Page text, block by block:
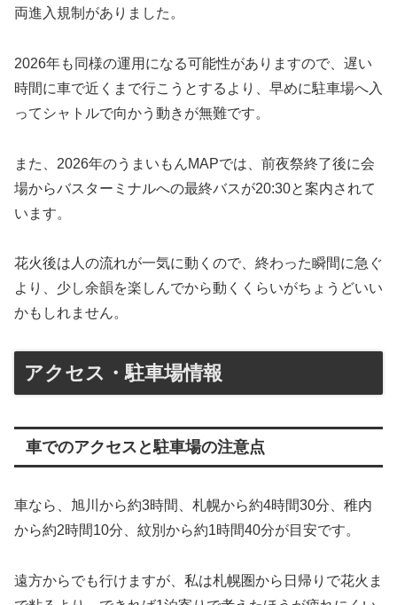
両進入規制がありました。
2026年も同様の運用になる可能性がありますので、遅い
時間に車で近くまで行こうとするより、早めに駐車場へ入
ってシャトルで向かう動きが無難です。
また、2026年のうまいもんMAPでは、前夜祭終了後に会
場からバスターミナルへの最終バスが20:30と案内されて
います。
花火後は人の流れが一気に動くので、終わった瞬間に急ぐ
より、少し余韻を楽しんでから動くくらいがちょうどいい
かもしれません。
アクセス・駐車場情報
車でのアクセスと駐車場の注意点
車なら、旭川から約3時間、札幌から約4時間30分、稚内
から約2時間10分、紋別から約1時間40分が目安です。
遠方からでも行けますが、私は札幌圏から日帰りで花火ま